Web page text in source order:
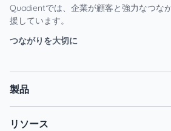
Quadientでは、企業が顧客と強力なつな
援しています。
つながりを大切に
製品
リソース